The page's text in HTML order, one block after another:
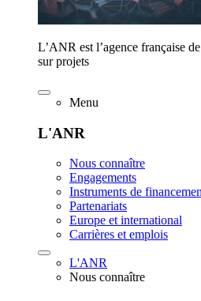
L’ANR est l’agence française
sur projets
Menu
L'ANR
Nous connaître
Engagements
Instruments de
Partenariats
Europe et international
Carrières et emplois
L'ANR
Nous connaître